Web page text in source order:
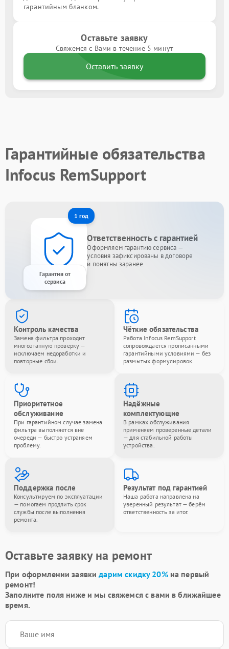
гарантийным бланком.
Оставьте заявку
Свяжемся с Вами в течение 5 минут
Оставить заявку
Гарантийные обязательства
Infocus RemSupport
1 год
Гарантия от
сервиса
Ответственность с гарантией
Оформляем гарантию сервиса —
условия зафиксированы в договоре
и понятны заранее.
Контроль качества
Замена фильтра проходит
многоэтапную проверку —
исключаем недоработки и
повторные сбои.
Чёткие обязательства
Работа Infocus RemSupport
сопровождается прописанными
гарантийными условиями — без
размытых формулировок.
Приоритетное
обслуживание
При гарантийном случае замена
фильтра выполняется вне
очереди — быстро устраняем
проблему.
Надёжные
комплектующие
В рамках обслуживания
применяем проверенные детали
— для стабильной работы
устройства.
Поддержка после
Консультируем по эксплуатации
— помогаем продлить срок
службы после выполнения
ремонта.
Результат под гарантией
Наша работа направлена на
уверенный результат — берём
ответственность за итог.
Оставьте заявку на ремонт
При оформлении заявкидарим скидку 20%на первый
ремонт!
Заполните поля ниже и мы свяжемся с вами в ближайшее
время.